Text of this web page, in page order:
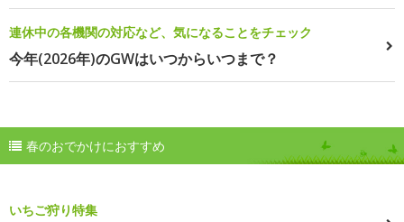
連休中の各機関の対応など、気になることをチェック
今年(2026年)のGWはいつからいつまで？
春のおでかけにおすすめ
いちご狩り特集